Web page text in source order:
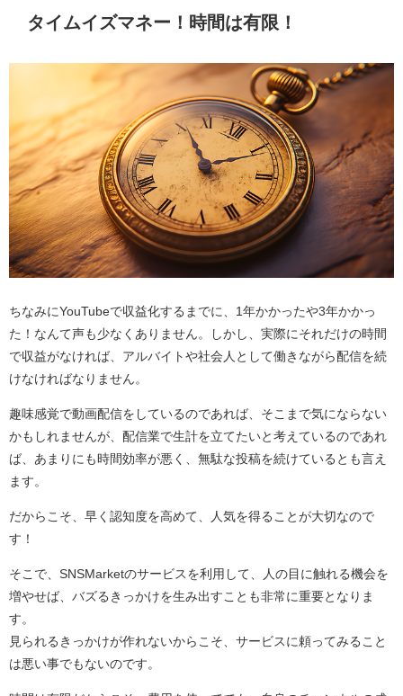
タイムイズマネー！時間は有限！
ちなみにYouTubeで収益化するまでに、1年かかったや3年かかっ
た！なんて声も少なくありません。しかし、実際にそれだけの時間
で収益がなければ、アルバイトや社会人として働きながら配信を続
けなければなりません。
趣味感覚で動画配信をしているのであれば、そこまで気にならない
かもしれませんが、配信業で生計を立てたいと考えているのであれ
ば、あまりにも時間効率が悪く、無駄な投稿を続けているとも言え
ます。
だからこそ、早く認知度を高めて、人気を得ることが大切なので
す！
そこで、SNSMarketのサービスを利用して、人の目に触れる機会を
増やせば、バズるきっかけを生み出すことも非常に重要となりま
す。
見られるきっかけが作れないからこそ、サービスに頼ってみること
は悪い事でもないのです。